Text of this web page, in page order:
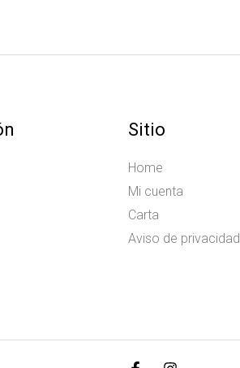
Sitio
Home
Mi cuenta
Carta
Aviso de privacidad